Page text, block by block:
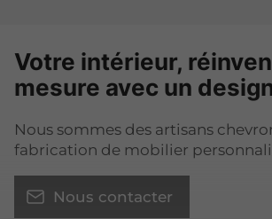
Votre intérieur,
mesure avec un
Nous sommes des artisans
fabrication de mobilier
Nous contacter